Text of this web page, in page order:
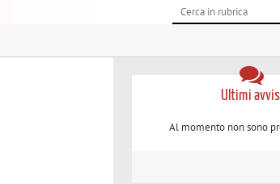
Ultimi
Al momento non sono